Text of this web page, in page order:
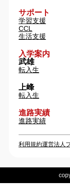
サポート
学習支援
CCL
生活支援
入学案内
武雄
転入生
上峰
転入生
進路実績
進路実績
利用規約運営法人